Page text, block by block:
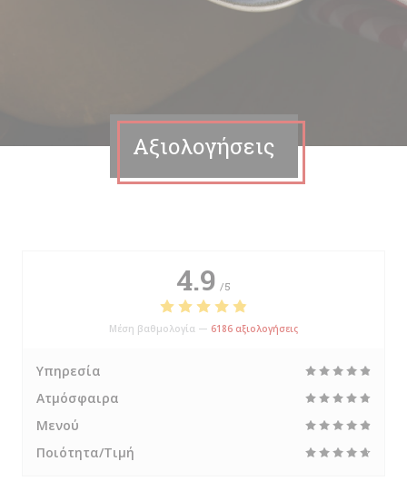
Αξιολογήσεις
4.9 /5
Μέση βαθμολογία — 6186 αξιολογήσεις
Υπηρεσία
Ατμόσφαιρα
Μενού
Ποιότητα/Τιμή